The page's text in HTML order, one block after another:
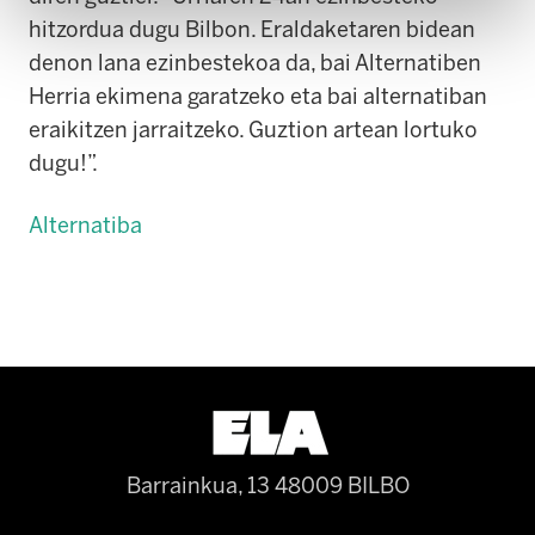
hitzordua dugu Bilbon. Eraldaketaren bidean
denon lana ezinbestekoa da, bai Alternatiben
Herria ekimena garatzeko eta bai alternatiban
eraikitzen jarraitzeko. Guztion artean lortuko
dugu!”.
Alternatiba
Barrainkua, 13 48009 BILBO